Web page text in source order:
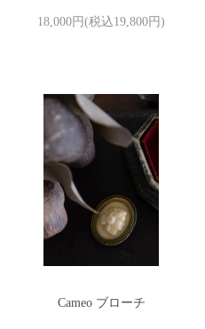
18,000円(税込19,800円)
Cameo ブローチ